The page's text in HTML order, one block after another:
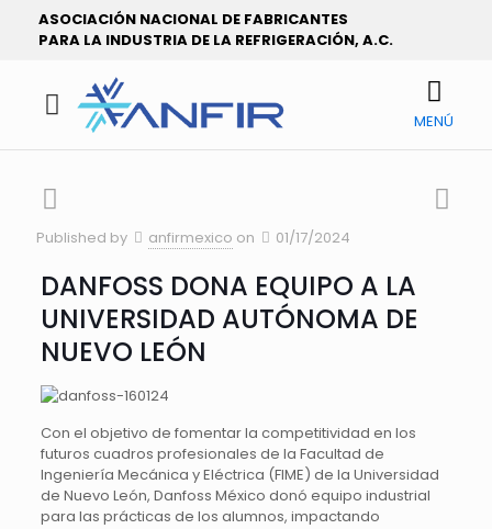
ASOCIACIÓN NACIONAL DE FABRICANTES
PARA LA INDUSTRIA DE LA REFRIGERACIÓN, A.C.
MENÚ
Published by anfirmexico on 01/17/2024
DANFOSS DONA EQUIPO A LA
UNIVERSIDAD AUTÓNOMA DE
NUEVO LEÓN
Con el objetivo de fomentar la competitividad en los
futuros cuadros profesionales de la Facultad de
Ingeniería Mecánica y Eléctrica (FIME) de la Universidad
de Nuevo León, Danfoss México donó equipo industrial
para las prácticas de los alumnos, impactando